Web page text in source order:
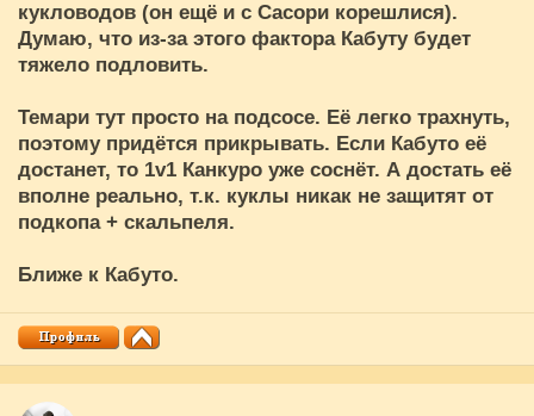
кукловодов (он ещё и с Сасори корешлися).
Думаю, что из-за этого фактора Кабуту будет
тяжело подловить.
Темари тут просто на подсосе. Её легко трахнуть,
поэтому придётся прикрывать. Если Кабуто её
достанет, то 1v1 Канкуро уже соснёт. А достать её
вполне реально, т.к. куклы никак не защитят от
подкопа + скальпеля.
Ближе к Кабуто.